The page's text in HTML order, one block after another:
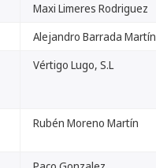
Maxi Limeres Rodriguez
Alejandro Barrada Martín
Vértigo Lugo, S.L
Rubén Moreno Martín